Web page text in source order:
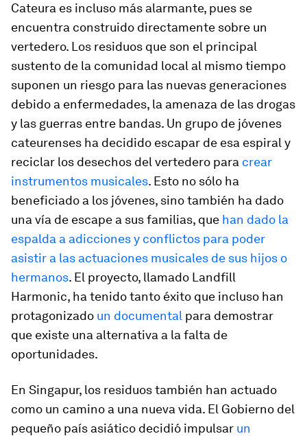
Cateura es incluso más alarmante, pues se
encuentra construido directamente sobre un
vertedero. Los residuos que son el principal
sustento de la comunidad local al mismo tiempo
suponen un riesgo para las nuevas generaciones
debido a enfermedades, la amenaza de las drogas
y las guerras entre bandas. Un grupo de jóvenes
cateurenses ha decidido escapar de esa espiral y
reciclar los desechos del vertedero para crear
instrumentos musicales. Esto no sólo ha
beneficiado a los jóvenes, sino también ha dado
una vía de escape a sus familias, que han dado la
espalda a adicciones y conflictos para poder
asistir a las actuaciones musicales de sus hijos o
hermanos. El proyecto, llamado Landfill
Harmonic, ha tenido tanto éxito que incluso han
protagonizado un documental para demostrar
que existe una alternativa a la falta de
oportunidades.
En Singapur, los residuos también han actuado
como un camino a una nueva vida. El Gobierno del
pequeño país asiático decidió impulsar un